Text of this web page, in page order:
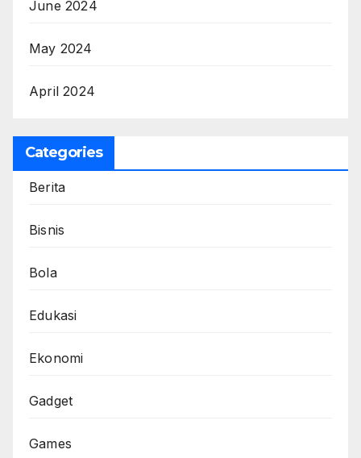
June 2024
May 2024
April 2024
Categories
Berita
Bisnis
Bola
Edukasi
Ekonomi
Gadget
Games